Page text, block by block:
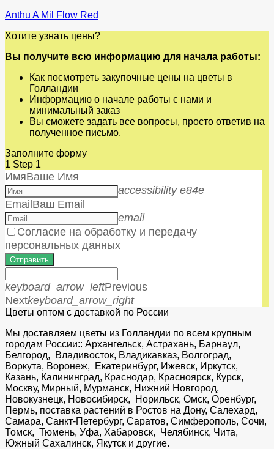
Anthu A Mil Flow Red
Хотите узнать цены?
Вы получите всю информацию для начала работы:
Как посмотреть закупочные цены на цветы в
Голландии
Информацию о начале работы с нами и
минимальный заказ
Вы сможете задать все вопросы, просто ответив на
полученное письмо.
Заполните форму
1 Step 1
ИмяВаше Имя
accessibility e84e
EmailВаш Email
email
Согласие на обработку и передачу
персональных данных
Отправить
keyboard_arrow_leftPrevious
Nextkeyboard_arrow_right
Цветы оптом с доставкой по России
Мы доставляем цветы из Голландии по всем крупным
городам России:: Архангельск, Астрахань, Барнаул,
Белгород, Владивосток, Владикавказ, Волгоград,
Воркута, Воронеж, Екатеринбург, Ижевск, Иркутск,
Казань, Калининград, Краснодар, Красноярск, Курск,
Москву, Мирный, Мурманск, Нижний Новгород,
Новокузнецк, Новосибирск, Норильск, Омск, Оренбург,
Пермь, поставка растений в Ростов на Дону, Салехард,
Самара, Санкт-Петербург, Саратов, Симферополь, Сочи,
Томск, Тюмень, Уфа, Хабаровск, Челябинск, Чита,
Южный Сахалинск, Якутск и другие.